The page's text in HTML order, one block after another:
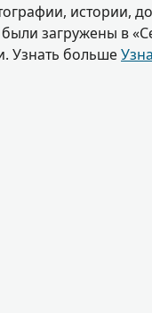
истории,
загружены в
Узнать больше